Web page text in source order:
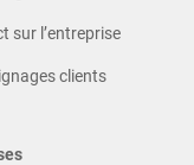
sur l’entreprise
clients